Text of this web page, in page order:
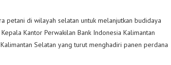
petani di wilayah selatan untuk melanjutkan budidaya
Kantor Perwakilan Bank Indonesia Kalimantan
Selatan yang turut menghadiri panen perdana